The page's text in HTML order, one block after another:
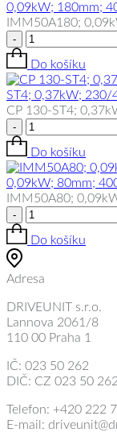
0,09kW; 180mm;
IMM50A180;
-
Do košíku
ST4; 0,37kW; 230/
CP 130-ST4;
-
Do košíku
0,09kW; 80mm;
IMM50A80;
-
Do košíku
Adresa
DRIVEUNIT s.r.o.
Lannova 2061/8
110 00 Praha 1
IČ: 023 50 262
DIČ: CZ 023 50 262
Telefon: +420 222
E-mail: